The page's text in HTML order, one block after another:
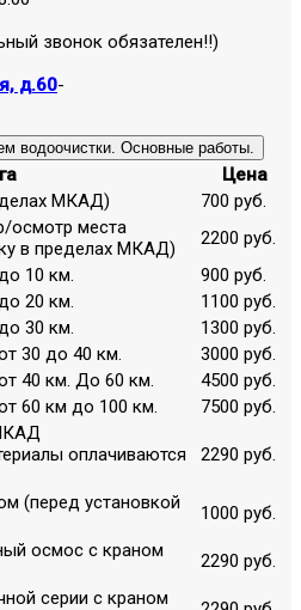
звонок обязателен!!)
д.60-
водоочистки. Основные работы.
Цена
МКАД)
700 руб.
осмотр места
в пределах МКАД)
2200 руб.
10 км.
900 руб.
20 км.
1100 руб.
30 км.
1300 руб.
30 до 40 км.
3000 руб.
40 км. До 60 км.
4500 руб.
60 км до 100 км.
7500 руб.
оплачиваются
2290 руб.
(перед установкой
1000 руб.
осмос с краном
2290 руб.
серии с краном